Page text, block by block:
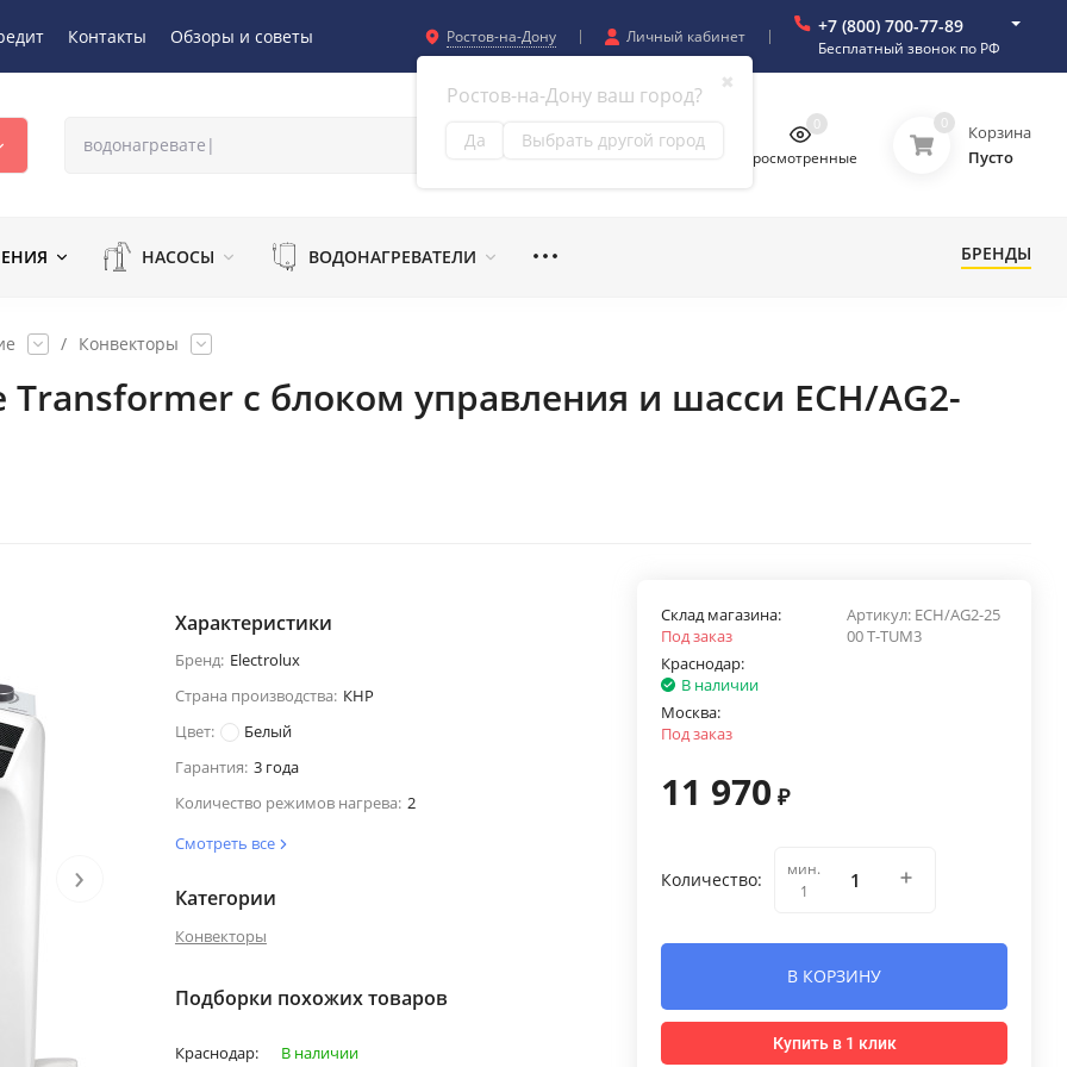
Контакты Обзоры и советы Ростов-на-Дону
✖
Ростов-на-Дону ваш город?
Да Выбрать другой город
Личный кабинет +7 (800) 700-77-89
Бесплатный звонок по РФ
Просмотренные
0 0
Корзина
Пусто
НАСОСЫ ВОДОНАГРЕВАТЕЛИ БРЕНДЫ
/ Конвекторы
с блоком управления и шасси ECH/AG2-
›
Характеристики
Бренд: Electrolux
Страна производства: КНР
Цвет:
Белый
Гарантия: 3 года
Количество режимов нагрева: 2
Смотреть все
Категории
Конвекторы
Подборки похожих товаров
Краснодар: В наличии
Артикул: ECH/AG2-25
00 T-TUM3
Склад магазина:
Под заказ
Краснодар:
В наличии
Москва:
Под заказ
11 970 ₽
Количество:
мин.
1
В КОРЗИНУ
Купить в 1 клик